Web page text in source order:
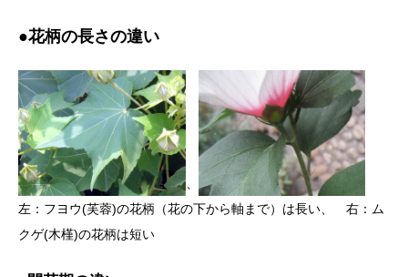
●花柄の長さの違い
、
左：フヨウ(芙蓉)の花柄（花の下から軸まで）は長い、 右：ム
クゲ(木槿)の花柄は短い